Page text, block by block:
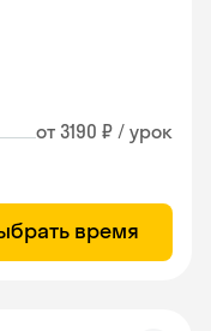
от 3190 ₽ / урок
время